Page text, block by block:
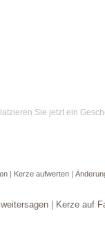
Sie jetzt ein
| Kerze aufwerten |
Kerze auf